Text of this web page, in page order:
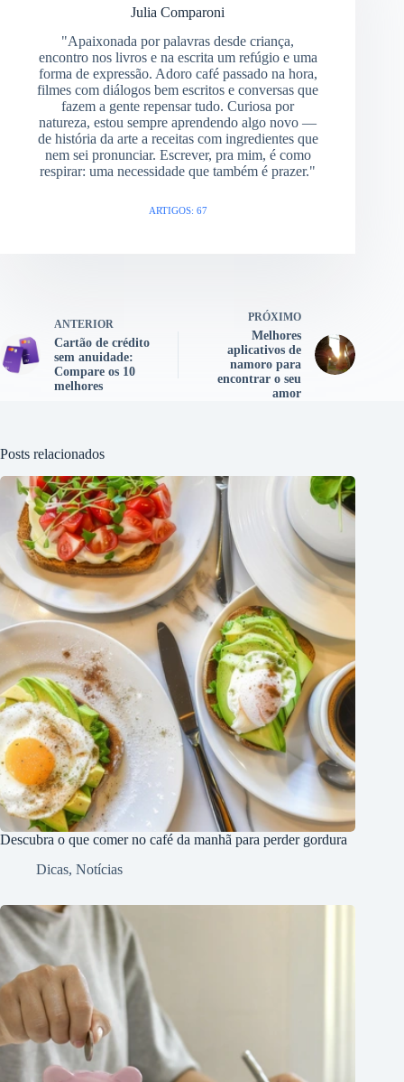
Julia Comparoni
"Apaixonada por palavras desde criança,
encontro nos livros e na escrita um refúgio e uma
forma de expressão. Adoro café passado na hora,
filmes com diálogos bem escritos e conversas que
fazem a gente repensar tudo. Curiosa por
natureza, estou sempre aprendendo algo novo —
de história da arte a receitas com ingredientes que
nem sei pronunciar. Escrever, pra mim, é como
respirar: uma necessidade que também é prazer."
ARTIGOS: 67
ANTERIOR
Cartão de crédito
sem anuidade:
Compare os 10
melhores
PRÓXIMO
Melhores
aplicativos de
namoro para
encontrar o seu
amor
Posts relacionados
Descubra o que comer no café da manhã para perder gordura
Dicas, Notícias